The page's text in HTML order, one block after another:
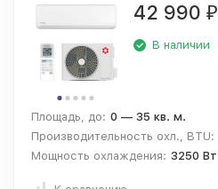
42 990 ₽
В наличии
Площадь, до: 0 — 35 кв. м.
Производительность охл., BTU:
Мощность охлаждения: 3250 Вт